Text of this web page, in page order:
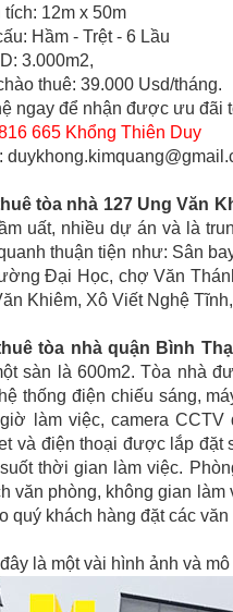
tích: 12m x 50m
Hầm - Trệt - 6 Lầu
3.000m2,
thuê: 39.000 Usd/tháng.
ngay để nhận được ưu đãi
665 Khổng Thiên Duy
tòa nhà 127 Ung Văn
uất, nhiều dự án và là
thuận tiện như: Sân
Đại Học, chợ Văn
Khiêm, Xô Viết Nghệ
tòa nhà quận Bình
sàn là 600m2. Tòa nhà
thống điện chiếu sáng,
làm việc, camera
và điện thoại được lắp đặt
thời gian làm việc.
văn phòng, không gian
quý khách hàng đặt các
là một vài hình ảnh và